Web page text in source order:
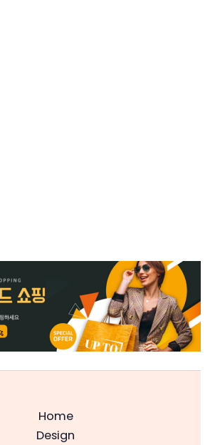
Home
Design